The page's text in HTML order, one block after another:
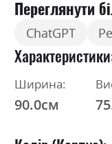
Переглянути
ChatGPT
Характеристики
Ширина:
90.0см